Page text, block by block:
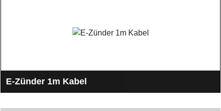
E-Zünder 1m Kabel